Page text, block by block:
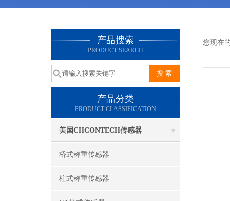
产品搜索
PRODUCT SEARCH
产品分类
PRODUCT CLASSIFICATION
美国CHCONTECH传感器
桥式称重传感器
柱式称重传感器
您现在